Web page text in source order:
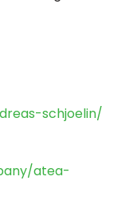
schjoelin/
atea-